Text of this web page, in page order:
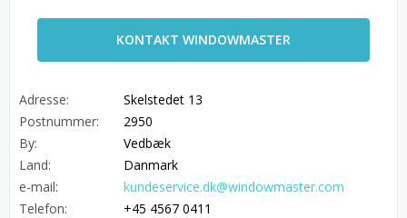
KONTAKT WINDOWMASTER
Adresse:
Skelstedet 13
Postnummer:
2950
By:
Vedbæk
Land:
Danmark
e-mail:
kundeservice.dk@windowmaster.com
Telefon:
+45 4567 0411